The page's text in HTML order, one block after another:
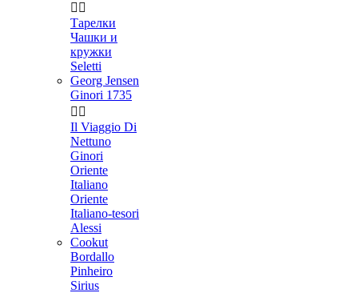
 
Тарелки
Чашки и
кружки
Seletti
Georg Jensen
Ginori 1735
 
Il Viaggio Di
Nettuno
Ginori
Oriente
Italiano
Oriente
Italiano-tesori
Alessi
Cookut
Bordallo
Pinheiro
Sirius